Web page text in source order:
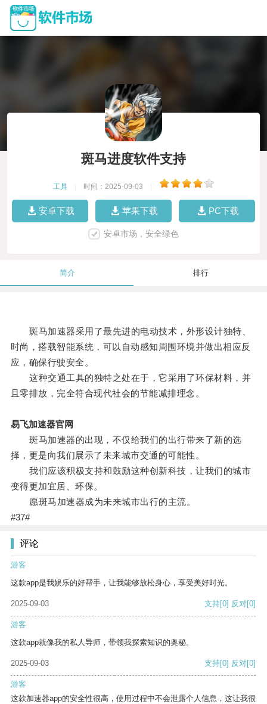
斑马进度软件支持
工具 时间：2025-09-03
安卓下载 苹果下载 PC下载
安卓市场，安全绿色
简介 排行
斑马加速器采用了最先进的电动技术，外形设计独特、
时尚，搭载智能系统，可以自动感知周围环境并做出相应反
应，确保行驶安全。
这种交通工具的独特之处在于，它采用了环保材料，并
且零排放，完全符合现代社会的节能减排理念。
易飞加速器官网
斑马加速器的出现，不仅给我们的出行带来了新的选
择，更是向我们展示了未来城市交通的可能性。
我们应该积极支持和鼓励这种创新科技，让我们的城市
变得更加宜居、环保。
愿斑马加速器成为未来城市出行的主流。
#37#
评论
游客
这款app是我娱乐的好帮手，让我能够放松身心，享受美好时光。
2025-09-03 支持[0] 反对[0]
游客
这款app就像我的私人导师，带领我探索知识的奥秘。
2025-09-03 支持[0] 反对[0]
游客
这款加速器app的安全性很高，使用过程中不会泄露个人信息，这让我很